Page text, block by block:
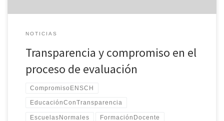
NOTICIAS
Transparencia y compromiso en el
proceso de evaluación
CompromisoENSCH
EducaciónConTransparencia
EscuelasNormales FormaciónDocente